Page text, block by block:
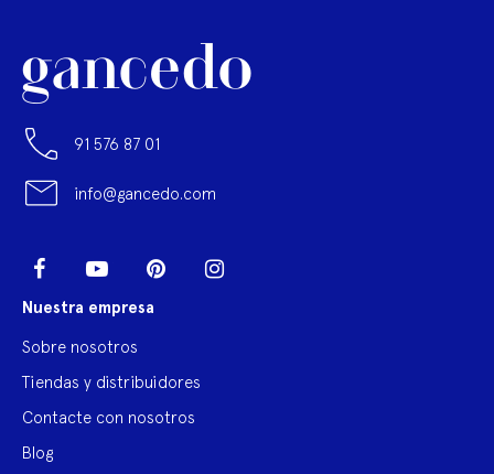
91 576 87 01
info@gancedo.com
Facebook YouTube Pinterest
Nuestra empresa
Sobre nosotros
Tiendas y distribuidores
Contacte con nosotros
Blog